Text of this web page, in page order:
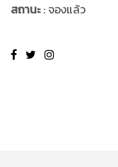
สถานะ: จองแล้ว